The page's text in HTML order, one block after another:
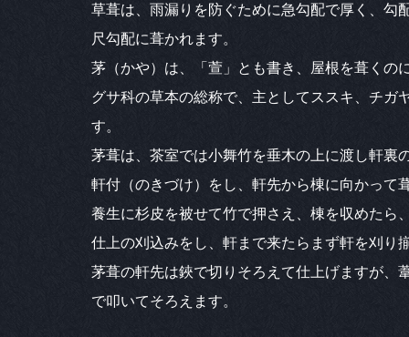
草葺は、雨漏りを防ぐために急勾配で厚く、勾
尺勾配に葺かれます。
茅（かや）は、「萱」とも書き、屋根を葺くの
グサ科の草本の総称で、主としてススキ、チガ
す。
茅葺は、茶室では小舞竹を垂木の上に渡し軒裏
軒付（のきづけ）をし、軒先から棟に向かって
養生に杉皮を被せて竹で押さえ、棟を収めたら
仕上の刈込みをし、軒まで来たらまず軒を刈り
茅葺の軒先は鋏で切りそろえて仕上げますが、
で叩いてそろえます。